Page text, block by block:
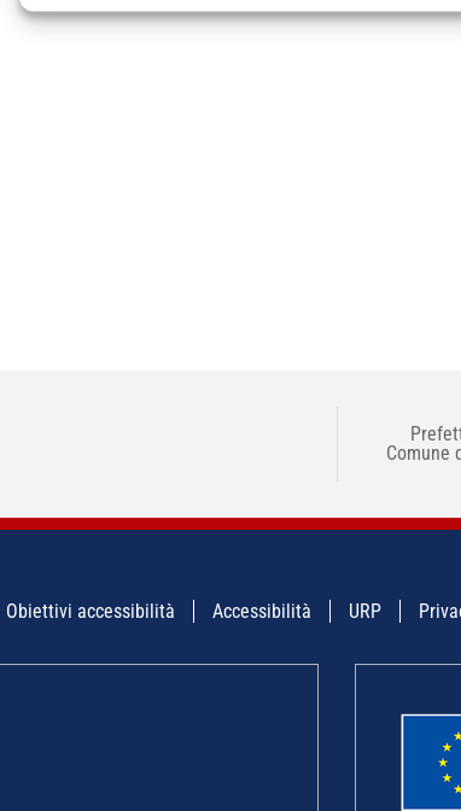
Comune
Obiettivi accessibilità Accessibilità URP